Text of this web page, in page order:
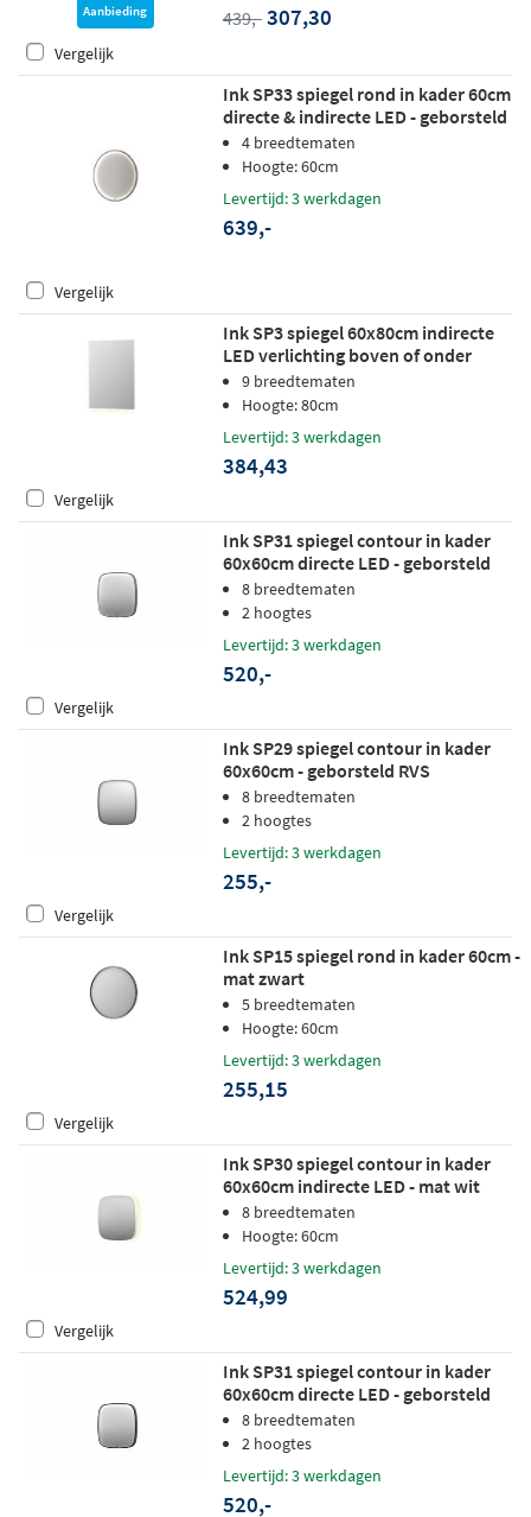
Aanbieding 439,- 307,30
Vergelijk
Ink SP33 spiegel rond in kader 60cm
directe & indirecte LED - geborsteld
rvs4 breedtematen
Hoogte: 60cm
Levertijd: 3 werkdagen
639,-
Vergelijk
Ink SP3 spiegel 60x80cm indirecte
LED verlichting boven of onder
9 breedtematen
Hoogte: 80cm
Levertijd: 3 werkdagen
384,43
Vergelijk
Ink SP31 spiegel contour in kader
60x60cm directe LED - geborsteld
RVS8 breedtematen
2 hoogtes
Levertijd: 3 werkdagen
520,-
Vergelijk
Ink SP29 spiegel contour in kader
60x60cm - geborsteld RVS
8 breedtematen
2 hoogtes
Levertijd: 3 werkdagen
255,-
Vergelijk
Ink SP15 spiegel rond in kader 60cm -
mat zwart
5 breedtematen
Hoogte: 60cm
Levertijd: 3 werkdagen
255,15
Vergelijk
Ink SP30 spiegel contour in kader
60x60cm indirecte LED - mat wit
8 breedtematen
Hoogte: 60cm
Levertijd: 3 werkdagen
524,99
Vergelijk
Ink SP31 spiegel contour in kader
60x60cm directe LED - geborsteld
metal black
8 breedtematen
2 hoogtes
Levertijd: 3 werkdagen
520,-